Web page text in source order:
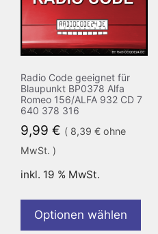
Radio Code geeignet für
Blaupunkt BP0378 Alfa
Romeo 156/ALFA 932 CD 7
640 378 316
9,99 € ( 8,39 € ohne
MwSt. )
inkl. 19 % MwSt.
Optionen wählen